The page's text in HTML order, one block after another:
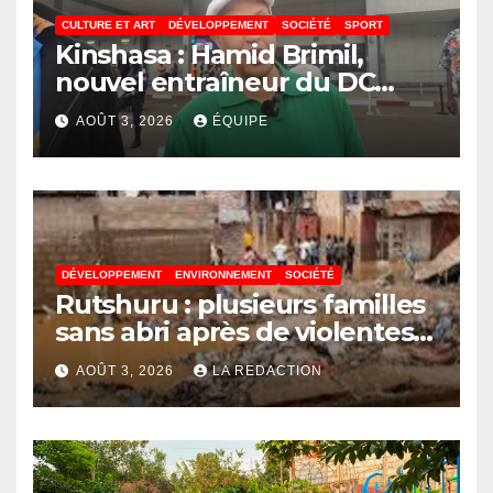
CULTURE ET ART DÉVELOPPEMENT SOCIÉTÉ SPORT
Kinshasa : Hamid Brimil,
nouvel entraîneur du DC
Virunga sur place, cap sur les
préparatifs de la Coupe de la
Confédération de la CAF
AOÛT 3, 2026 ÉQUIPE
DÉVELOPPEMENT ENVIRONNEMENT SOCIÉTÉ
Rutshuru : plusieurs familles
sans abri après de violentes
intempéries à Vitshumbi
AOÛT 3, 2026 LA REDACTION